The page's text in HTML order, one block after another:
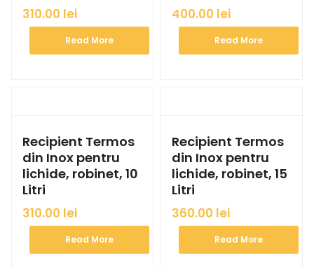
310.00 lei
Read More
400.00 lei
Read More
Recipient Termos
din Inox pentru
lichide, robinet, 10
Litri
310.00 lei
Read More
Recipient Termos
din Inox pentru
lichide, robinet, 15
Litri
360.00 lei
Read More